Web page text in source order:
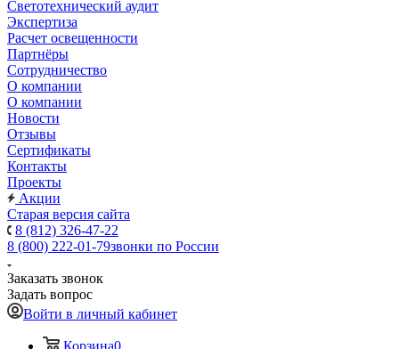
Светотехнический аудит
Экспертиза
Расчет освещенности
Партнёры
Cотрудничество
О компании
О компании
Новости
Отзывы
Сертификаты
Контакты
Проекты
Акции
Старая версия сайта
8 (812) 326-47-22
8 (800) 222-01-79звонки по России
Заказать звонок
Задать вопрос
Войти в личный кабинет
Корзина0